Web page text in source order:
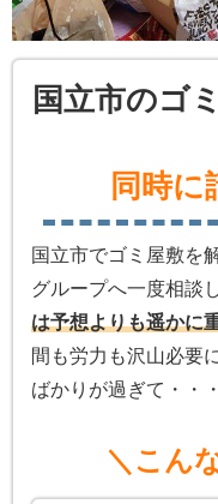
国立市のゴ
同時に
国立市でゴミ屋敷を
グループへ一度相談
は予想よりも遥かに
間も労力も沢山必要
ばかりが過ぎて・・
＼こん